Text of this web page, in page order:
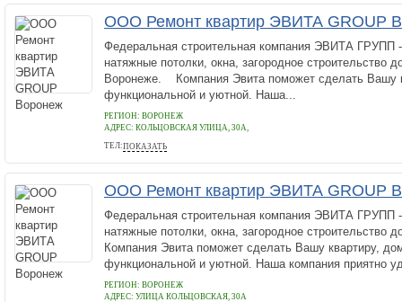
ООО Ремонт квартир ЭВИТА GROUP
Федеральная строительная компания ЭВИТА ГРУПП
натяжные потолки, окна, загородное строительство
Воронеже. Компания Эвита поможет сделать Вашу
функциональной и уютной. Наша...
РЕГИОН: ВОРОНЕЖ
АДРЕС: КОЛЬЦОВСКАЯ УЛИЦА, 30А,
ТЕЛ:ПОКАЗАТЬ
+78005112909
ООО Ремонт квартир ЭВИТА GROUP
Федеральная строительная компания ЭВИТА ГРУПП
натяжные потолки, окна, загородное строительство
Компания Эвита поможет сделать Вашу квартиру,
функциональной и уютной. Наша компания приятно
РЕГИОН: ВОРОНЕЖ
АДРЕС: УЛИЦА КОЛЬЦОВСКАЯ, 30А